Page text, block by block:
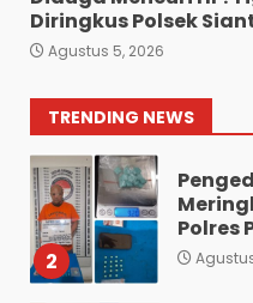
Diringkus Polsek
Agustus 5, 2026
TRENDING NEWS
1
Bawa
Agustus
2
Polres